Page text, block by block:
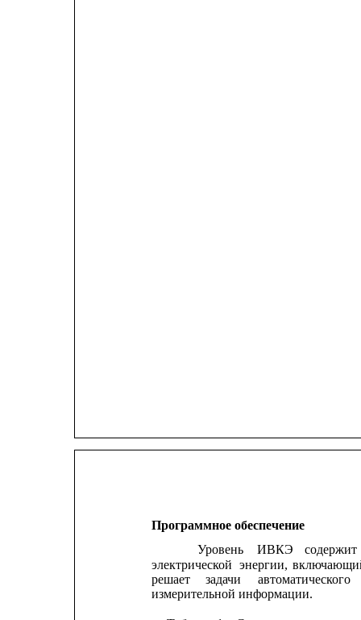
Программное обеспечение
Уровень
ИВКЭ
содержит
электрической энергии,
решает
задачи
автоматического
измерительной информации.